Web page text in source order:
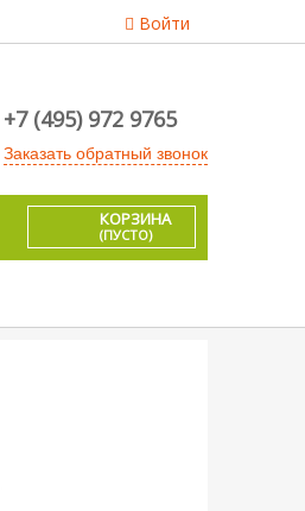
Войти
+7 (495) 972 9765
Заказать обратный звонок
КОРЗИНА
(ПУСТО)